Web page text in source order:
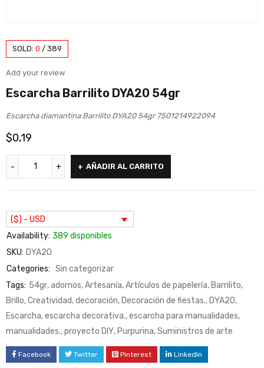
SOLD: 0 / 389
Add your review
Escarcha Barrilito DYA20 54gr
Escarcha diamantina Barrilito DYA20 54gr 7501214922094
$0,19
AÑADIR AL CARRITO
($) - USD
Availability: 389 disponibles
SKU: DYA20
Categories: Sin categorizar
Tags: 54gr,adornos,Artesanía,Artículos de papelería,Barrilito,
Brillo,Creatividad,decoración,Decoración de fiestas.,DYA20,
Escarcha,escarcha decorativa.,escarcha para manualidades,
manualidades.,proyecto DIY,Purpurina,Suministros de arte
Facebook Twitter Pinterest LinkedIn